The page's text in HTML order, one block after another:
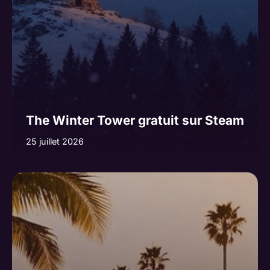
:
The Winter Tower gratuit sur Steam
25 juillet 2026